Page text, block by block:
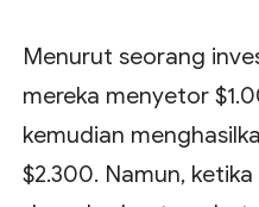
Menurut seorang
mereka menyetor
kemudian
$2.300. Namun,